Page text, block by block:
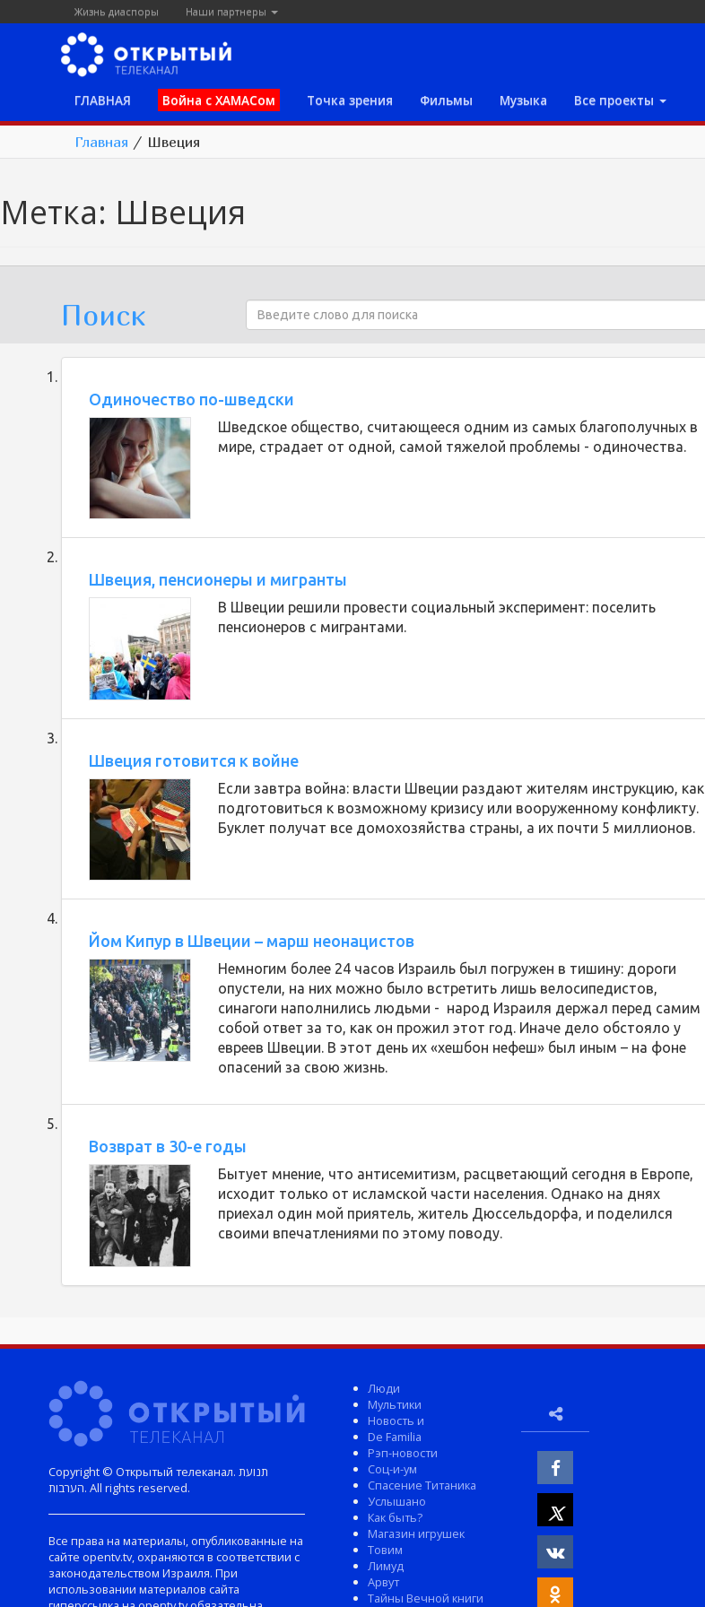
Жизнь диаспоры Наши партнеры
ГЛАВНАЯ Война с ХАМАСом Точка зрения Фильмы Музыка Все проекты
Главная / Швеция
Метка: Швеция
Поиск
Одиночество по-шведски
Шведское общество, считающееся одним из самых благополучных в
мире, страдает от одной, самой тяжелой проблемы - одиночества.
Швеция, пенсионеры и мигранты
В Швеции решили провести социальный эксперимент: поселить
пенсионеров с мигрантами.
Швеция готовится к войне
Если завтра война: власти Швеции раздают жителям инструкцию, как
подготовиться к возможному кризису или вооруженному конфликту.
Буклет получат все домохозяйства страны, а их почти 5 миллионов.
Йом Кипур в Швеции – марш неонацистов
Немногим более 24 часов Израиль был погружен в тишину: дороги
опустели, на них можно было встретить лишь велосипедистов,
синагоги наполнились людьми - народ Израиля держал перед самим
собой ответ за то, как он прожил этот год. Иначе дело обстояло у
евреев Швеции. В этот день их «хешбон нефеш» был иным – на фоне
опасений за свою жизнь.
Возврат в 30-е годы
Бытует мнение, что антисемитизм, расцветающий сегодня в Европе,
исходит только от исламской части населения. Однако на днях
приехал один мой приятель, житель Дюссельдорфа, и поделился
своими впечатлениями по этому поводу.
Copyright © Открытый телеканал. תנועת
הערבות. All rights reserved.
Все права на материалы, опубликованные на
сайте opentv.tv, охраняются в соответствии с
законодательством Израиля. При
использовании материалов сайта
Люди
Мультики
Новость и
De Familia
Рэп-новости
Соц-и-ум
Спасение Титаника
Услышано
Как быть?
Магазин игрушек
Товим
Лимуд
Арвут
Тайны Вечной книги